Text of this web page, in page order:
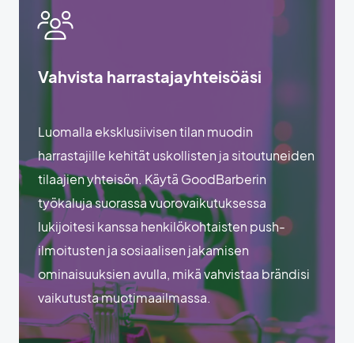
Vahvista harrastajayhteisöäsi
Luomalla eksklusiivisen tilan muodin
harrastajille kehität uskollisten ja sitoutuneiden
tilaajien yhteisön. Käytä GoodBarberin
työkaluja suorassa vuorovaikutuksessa
lukijoitesi kanssa henkilökohtaisten push-
ilmoitusten ja sosiaalisen jakamisen
ominaisuuksien avulla, mikä vahvistaa brändisi
vaikutusta muotimaailmassa.